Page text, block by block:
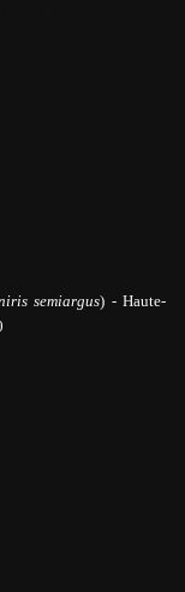
semiargus) -Haute-